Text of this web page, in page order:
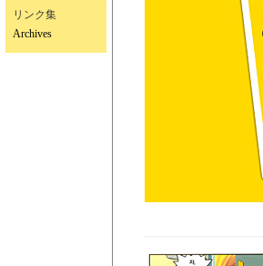
リンク集
Archives